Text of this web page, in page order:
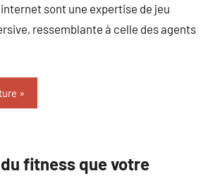
sont une expertise de jeu
ressemblante à celle des agents
fitness que votre